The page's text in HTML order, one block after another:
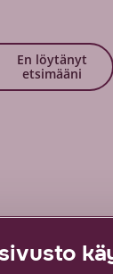
En löytänyt
etsimääni